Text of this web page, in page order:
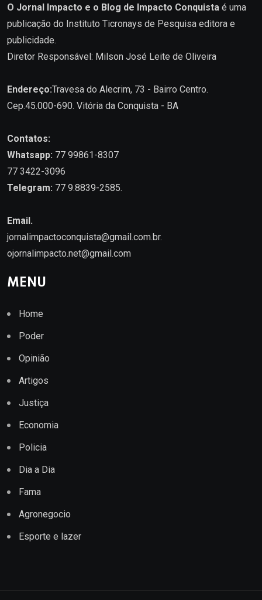
O Jornal Impacto e o Blog de Impacto Conquista é uma
publicação do Instituto Ticronays de Pesquisa editora e
publicidade.
Diretor Responsável: Milson José Leite de Oliveira
Endereço:Travesa do Alecrim, 73 - Bairro Centro.
Cep.45.000-690. Vitória da Conquista - BA
Contatos:
Whatsapp: 77 99861-8307
77 3422-3096
Telegram: 77 9.8839-2585.
Email.
jornalimpactoconquista@gmail.com.br.
ojornalimpacto.net@gmail.com
MENU
Home
Poder
Opinião
Artigos
Justiça
Economia
Policia
Dia a Dia
Fama
Agronegocio
Esporte e lazer